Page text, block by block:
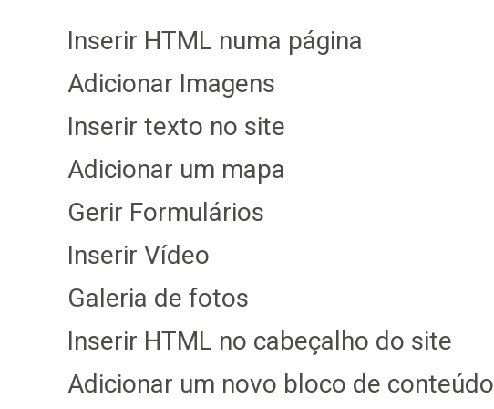
Inserir HTML numa página
Adicionar Imagens
Inserir texto no site
Adicionar um mapa
Gerir Formulários
Inserir Vídeo
Galeria de fotos
Inserir HTML no cabeçalho do site
Adicionar um novo bloco de conteúdo